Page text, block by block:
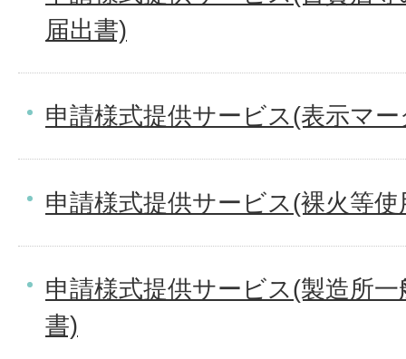
届出書)
申請様式提供サービス(表示マ
申請様式提供サービス(裸火等
申請様式提供サービス(製造所
書)